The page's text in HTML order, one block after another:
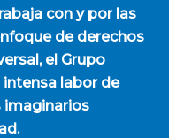
con y por las
de derechos
el Grupo
intensa labor de
imaginarios